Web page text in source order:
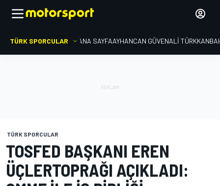
TÜRK SPORCULAR ANA SAYFAAYHANCAN GÜVENALI TÜRKKAN
TÜRK SPORCULAR
TOSFED BAŞKANI EREN
ÜÇLERTOPRAĞI AÇIKLADI: